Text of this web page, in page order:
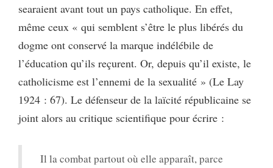
searaient avant tout un pays catholique. En effet,
même ceux « qui semblent s’être le plus libérés du
dogme ont conservé la marque indélébile de
l’éducation qu’ils reçurent. Or, depuis qu’il existe, le
catholicisme est l’ennemi de la sexualité » (Le Lay
1924 : 67). Le défenseur de la laïcité républicaine se
joint alors au critique scientifique pour écrire :
Il la combat partout où elle apparaît, parce